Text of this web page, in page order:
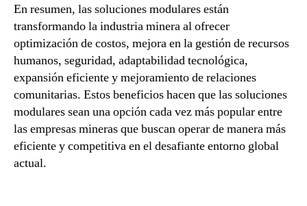
En resumen, las soluciones modulares están
transformando la industria minera al ofrecer
optimización de costos, mejora en la gestión de recursos
humanos, seguridad, adaptabilidad tecnológica,
expansión eficiente y mejoramiento de relaciones
comunitarias. Estos beneficios hacen que las soluciones
modulares sean una opción cada vez más popular entre
las empresas mineras que buscan operar de manera más
eficiente y competitiva en el desafiante entorno global
actual.